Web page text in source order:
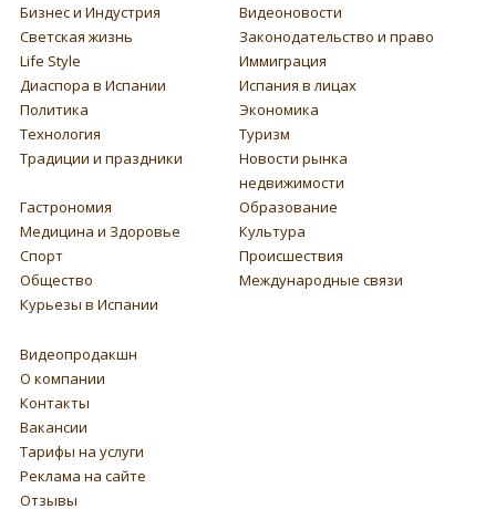
Бизнес и Индустрия
Видеоновости
Светская жизнь
Законодательство и право
Life Style
Иммиграция
Диаспора в Испании
Испания в лицах
Политика
Экономика
Технология
Туризм
Традиции и праздники
Новости рынка
недвижимости
Гастрономия
Образование
Медицина и Здоровье
Культура
Спорт
Происшествия
Общество
Международные связи
Курьезы в Испании
Видеопродакшн
О компании
Контакты
Вакансии
Тарифы на услуги
Реклама на сайте
Отзывы